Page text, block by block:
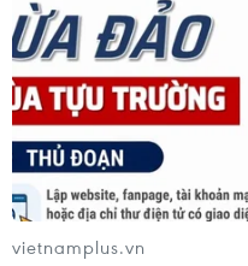
đêm với một người bạn.
vietnamplus.vn